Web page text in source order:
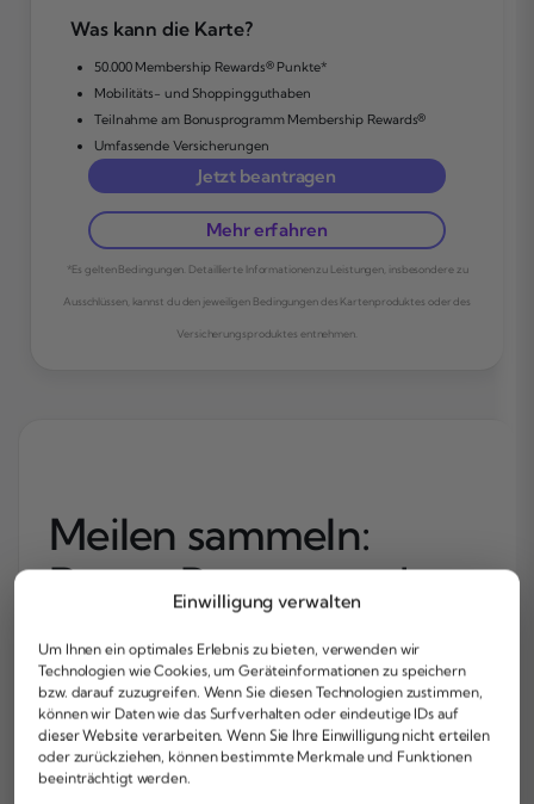
Einwilligung verwalten
Um Ihnen ein optimales Erlebnis zu bieten, verwenden wir
Technologien wie Cookies, um Geräteinformationen zu speichern
bzw. darauf zuzugreifen. Wenn Sie diesen Technologien zustimmen,
können wir Daten wie das Surfverhalten oder eindeutige IDs auf
dieser Website verarbeiten. Wenn Sie Ihre Einwilligung nicht erteilen
oder zurückziehen, können bestimmte Merkmale und Funktionen
beeinträchtigt werden.
Was kann die Karte?
50.000 Membership Rewards® Punkte*
Mobilitäts- und Shoppingguthaben
Teilnahme am Bonusprogramm Membership Rewards®
Umfassende Versicherungen
Jetzt beantragen
Mehr erfahren
*Es gelten Bedingungen. Detaillierte Informationen zu Leistungen, insbesondere zu
Ausschlüssen, kannst du den jeweiligen Bedingungen des Kartenproduktes oder des
Versicherungsproduktes entnehmen.
Meilen sammeln:
Raten, Partner und
Bonusmöglichkeiten
Die Grundrate der Miles & More Kreditkarte
für Privatkunden ist schnell erklärt: Du
sammelst1 Prämienmeile pro 2 € Umsatz